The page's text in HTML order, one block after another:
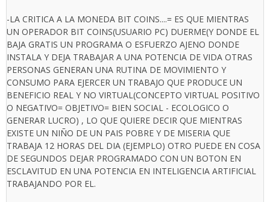
-LA CRITICA A LA MONEDA BIT COINS....= ES QUE MIENTRAS
UN OPERADOR BIT COINS(USUARIO PC) DUERME(Y DONDE EL
BAJA GRATIS UN PROGRAMA O ESFUERZO AJENO DONDE
INSTALA Y DEJA TRABAJAR A UNA POTENCIA DE VIDA OTRAS
PERSONAS GENERAN UNA RUTINA DE MOVIMIENTO Y
CONSUMO PARA EJERCER UN TRABAJO QUE PRODUCE UN
BENEFICIO REAL Y NO VIRTUAL(CONCEPTO VIRTUAL POSITIVO
O NEGATIVO= OBJETIVO= BIEN SOCIAL - ECOLOGICO O
GENERAR LUCRO) , LO QUE QUIERE DECIR QUE MIENTRAS
EXISTE UN NIÑO DE UN PAIS POBRE Y DE MISERIA QUE
TRABAJA 12 HORAS DEL DIA (EJEMPLO) OTRO PUEDE EN COSA
DE SEGUNDOS DEJAR PROGRAMADO CON UN BOTON EN
ESCLAVITUD EN UNA POTENCIA EN INTELIGENCIA ARTIFICIAL
TRABAJANDO POR EL.